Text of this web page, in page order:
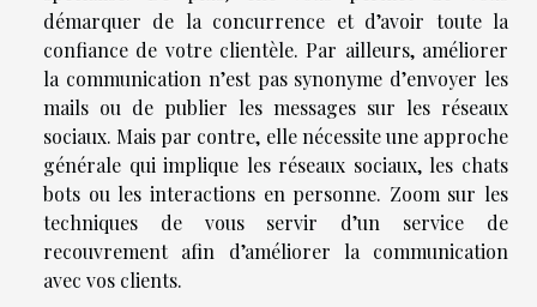
démarquer de la concurrence et d’avoir toute la
confiance de votre clientèle. Par ailleurs, améliorer
la communication n’est pas synonyme d’envoyer les
mails ou de publier les messages sur les réseaux
sociaux. Mais par contre, elle nécessite une approche
générale qui implique les réseaux sociaux, les chats
bots ou les interactions en personne. Zoom sur les
techniques de vous servir d’un service de
recouvrement afin d’améliorer la communication
avec vos clients.